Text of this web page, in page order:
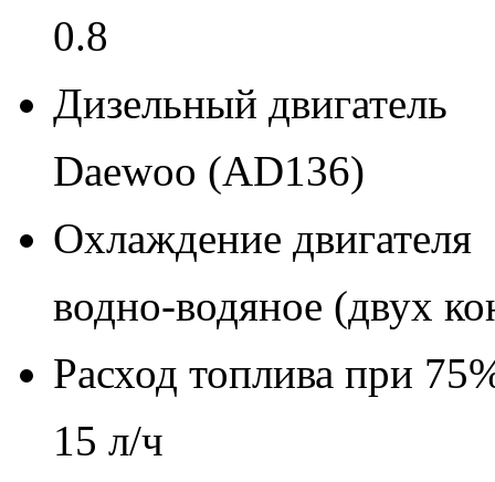
0.8
Дизельный двигатель
Daewoo (AD136)
Охлаждение двигателя
водно-водяное (двух
Расход топлива при
15 л/ч